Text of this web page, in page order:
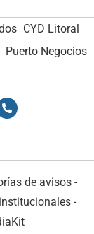
CYD Litoral
Puerto Negocios
de avisos -
-